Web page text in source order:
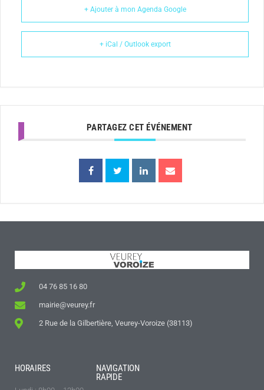
+ Ajouter à mon Agenda Google
+ iCal / Outlook export
PARTAGEZ CET ÉVÉNEMENT
04 76 85 16 80
mairie@veurey.fr
2 Rue de la Gilbertière, Veurey-Voroize (38113)
HORAIRES
NAVIGATION
RAPIDE